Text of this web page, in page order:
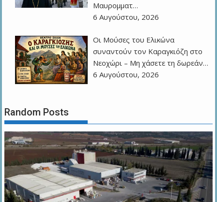
Μαυρομματ…
6 Αυγούστου, 2026
Οι Μούσες του Ελικώνα
συναντούν τον Καραγκιόζη στο
Νεοχώρι – Μη χάσετε τη δωρεάν…
6 Αυγούστου, 2026
Random Posts